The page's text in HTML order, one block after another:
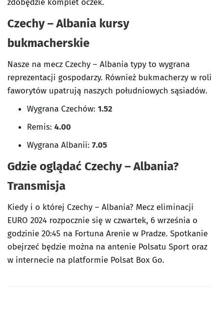
zdobędzie komplet oczek.
Czechy – Albania kursy
bukmacherskie
Nasze na mecz Czechy – Albania typy to wygrana
reprezentacji gospodarzy. Również bukmacherzy w roli
faworytów upatrują naszych południowych sąsiadów.
Wygrana Czechów: 1.52
Remis: 4.00
Wygrana Albanii: 7.05
Gdzie oglądać Czechy – Albania?
Transmisja
Kiedy i o której Czechy – Albania? Mecz eliminacji
EURO 2024 rozpocznie się w czwartek, 6 września o
godzinie 20:45 na Fortuna Arenie w Pradze. Spotkanie
obejrzeć będzie można na antenie Polsatu Sport oraz
w internecie na platformie Polsat Box Go.